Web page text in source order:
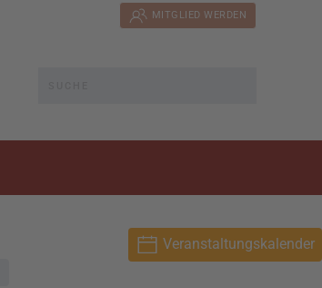
MITGLIED WERDEN
Veranstaltungskalender